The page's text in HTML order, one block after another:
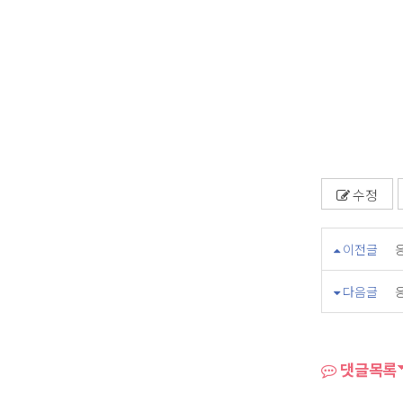
수정
이전글
다음글
댓글목록